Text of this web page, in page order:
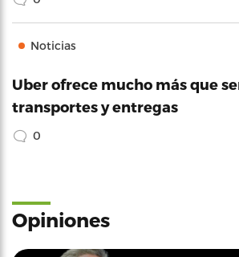
Noticias
Uber ofrece mucho más que
transportes y entregas
0
Opiniones